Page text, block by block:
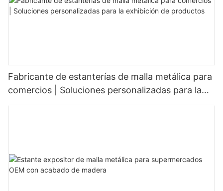
Fabricante de estanterías de malla metálica para
comercios | Soluciones personalizadas para la
exhibición de productos